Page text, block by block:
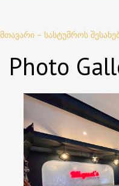
მთავარი – სასტუმროს
Photo